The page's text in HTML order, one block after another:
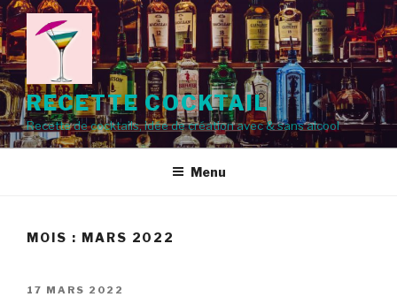
Aller
au
contenu
principal
RECETTE COCKTAIL
Recette de cocktails, idée de création avec & sans alcool
Menu
MOIS : MARS 2022
PUBLIÉ
17 MARS 2022